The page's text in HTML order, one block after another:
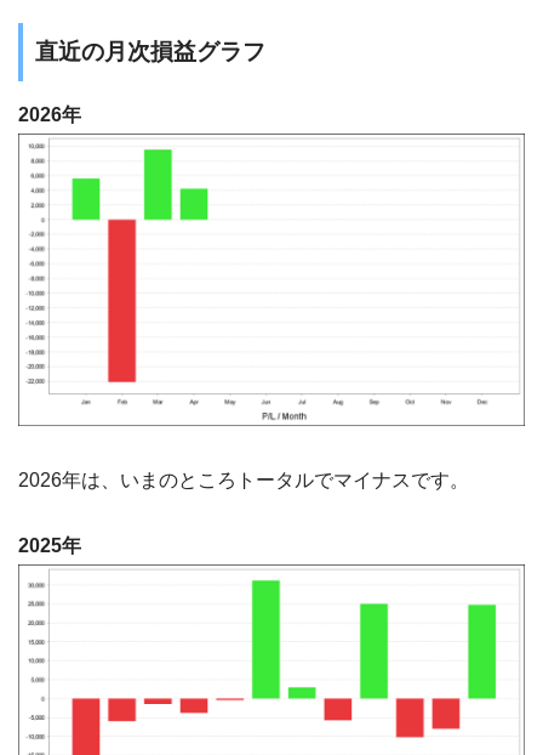
直近の月次損益グラフ
2026年
2026年は、いまのところトータルでマイナスです。
2025年